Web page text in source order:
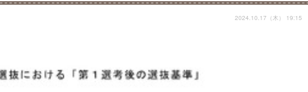
2024.10.17（木） 19:15